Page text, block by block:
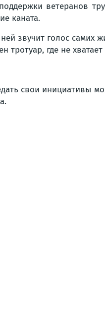
ветеранов
каната.
звучит голос самих
тротуар, где не
свои инициативы